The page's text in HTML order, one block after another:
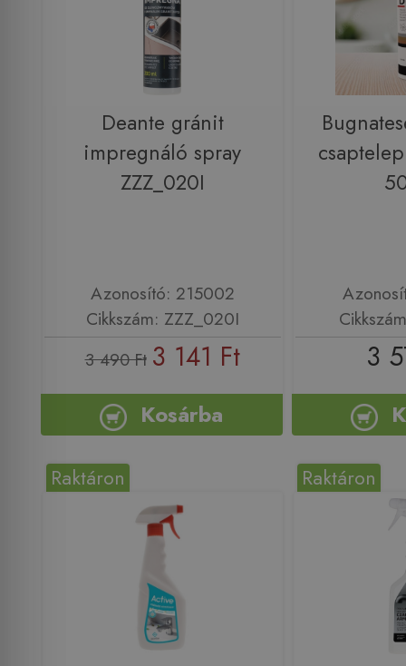
Deante gránit
impregnáló spray
ZZZ_020I
Azonosító: 215002
Cikkszám: ZZZ_020I
3 490 Ft 3 141 Ft
Kosárba
3
Raktáron Raktáron